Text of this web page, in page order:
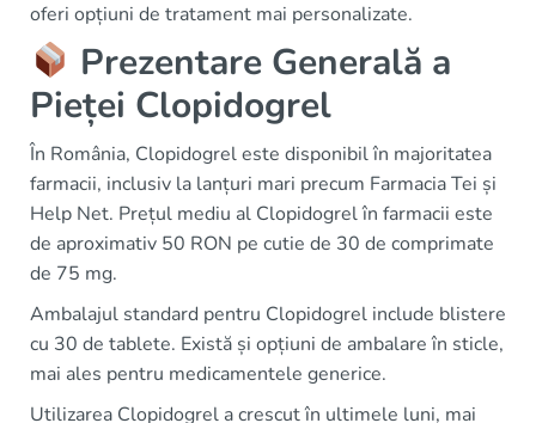
oferi opțiuni de tratament mai personalizate.
Prezentare Generală a
Pieței Clopidogrel
În România, Clopidogrel este disponibil în majoritatea
farmacii, inclusiv la lanțuri mari precum Farmacia Tei și
Help Net. Prețul mediu al Clopidogrel în farmacii este
de aproximativ 50 RON pe cutie de 30 de comprimate
de 75 mg.
Ambalajul standard pentru Clopidogrel include blistere
cu 30 de tablete. Există și opțiuni de ambalare în sticle,
mai ales pentru medicamentele generice.
Utilizarea Clopidogrel a crescut în ultimele luni, mai